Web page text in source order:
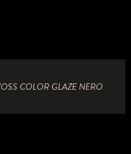
COLOR GLAZE NERO